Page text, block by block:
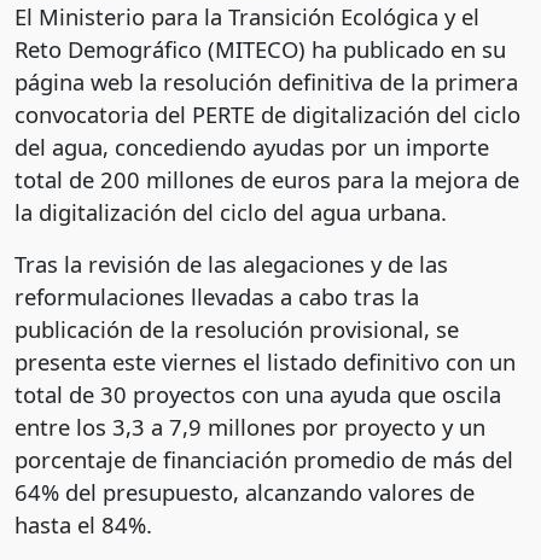
El Ministerio para la Transición Ecológica y el
Reto Demográfico (MITECO) ha publicado en su
página web la resolución definitiva de la primera
convocatoria del PERTE de digitalización del ciclo
del agua, concediendo ayudas por un importe
total de 200 millones de euros para la mejora de
la digitalización del ciclo del agua urbana.
Tras la revisión de las alegaciones y de las
reformulaciones llevadas a cabo tras la
publicación de la resolución provisional, se
presenta este viernes el listado definitivo con un
total de 30 proyectos con una ayuda que oscila
entre los 3,3 a 7,9 millones por proyecto y un
porcentaje de financiación promedio de más del
64% del presupuesto, alcanzando valores de
hasta el 84%.